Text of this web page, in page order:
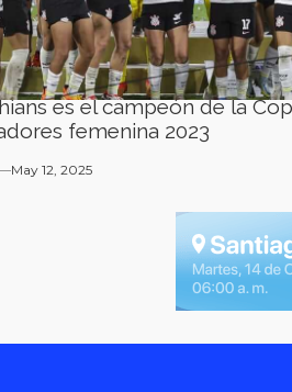
es el campeón de la
femenina 2023
May 12, 2025